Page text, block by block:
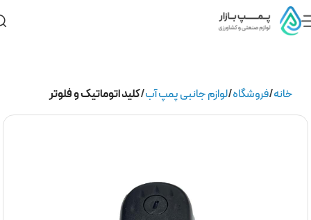
خانه فروشگاه لوازم جانبی پمپ آب کلید اتوماتیک و فلوتر